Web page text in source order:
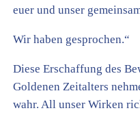
euer und unser
Wir haben gesprochen.“
Diese Erschaffung des
Goldenen Zeitalters
wahr. All unser Wirken